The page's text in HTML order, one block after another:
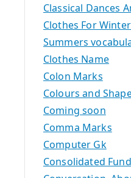
Classical Dances
Clothes For
Summers
Clothes Name
Colon Marks
Colours and
Coming soon
Comma Marks
Computer Gk
Consolidated Fund